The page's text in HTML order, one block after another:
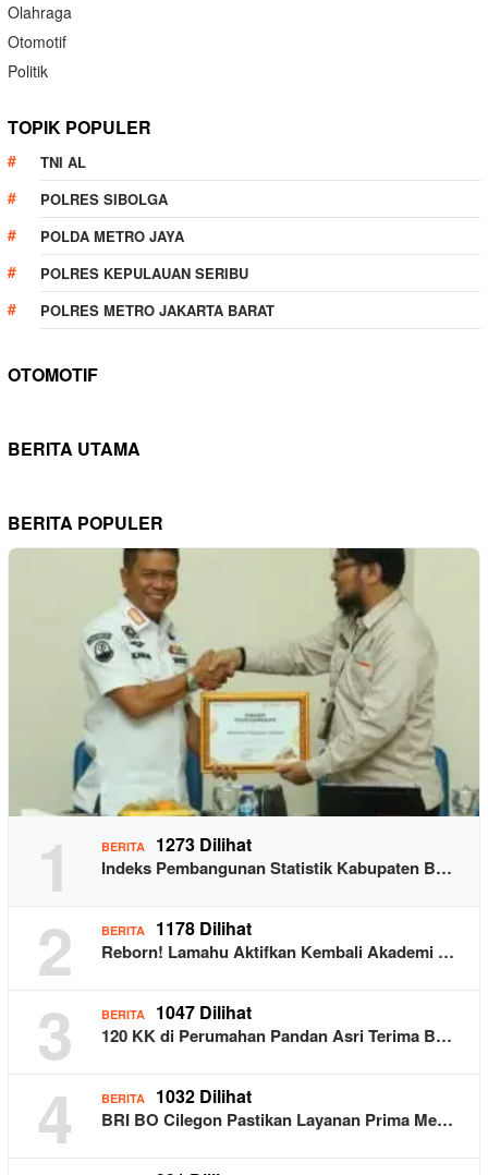
Olahraga
Otomotif
Politik
TOPIK POPULER
TNI AL
POLRES SIBOLGA
POLDA METRO JAYA
POLRES KEPULAUAN SERIBU
POLRES METRO JAKARTA BARAT
OTOMOTIF
BERITA UTAMA
BERITA POPULER
1 BERITA 1273 Dilihat
Indeks Pembangunan Statistik Kabupaten B…
2 BERITA 1178 Dilihat
Reborn! Lamahu Aktifkan Kembali Akademi …
3 BERITA 1047 Dilihat
120 KK di Perumahan Pandan Asri Terima B…
4 BERITA 1032 Dilihat
BRI BO Cilegon Pastikan Layanan Prima Me…